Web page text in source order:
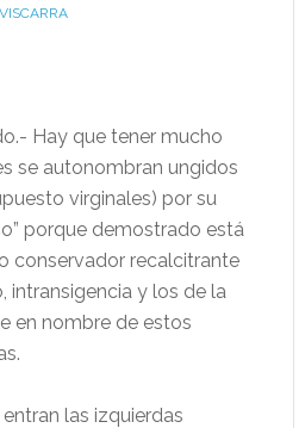
Hay que tener mucho
se autonombran ungidos
virginales) por su
porque demostrado está
conservador recalcitrante
intransigencia y los de la
en nombre de estos
las izquierdas